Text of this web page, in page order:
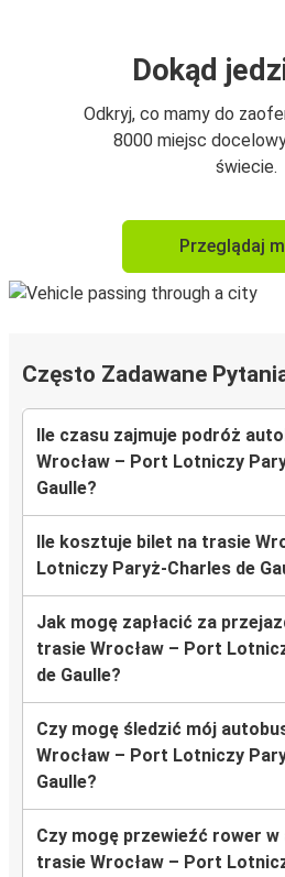
Dokąd
Odkryj, co mamy do
8000 miejsc
świecie.
Przeglądaj
Często Zadawane
Ile czasu zajmuje podróż
Wrocław – Port Lotniczy
Gaulle?
Ile kosztuje bilet na trasie
Lotniczy Paryż-Charles de
Jak mogę zapłacić za
trasie Wrocław – Port
de Gaulle?
Czy mogę śledzić mój
Wrocław – Port Lotniczy
Gaulle?
Czy mogę przewieźć rower w
trasie Wrocław – Port